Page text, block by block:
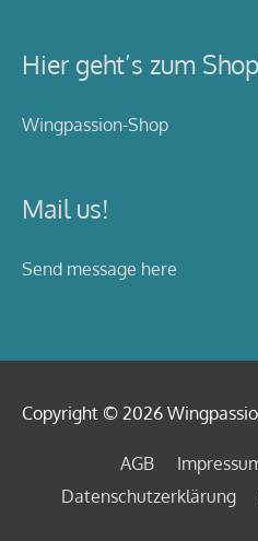
Hier geht’s zum
Wingpassion-Shop
Mail us!
Send message here
Copyright © 2026
AGB
Datenschutzerklärung